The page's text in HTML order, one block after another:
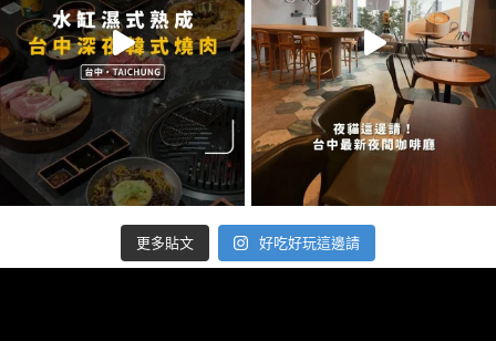
更多貼文 好吃好玩這邊請